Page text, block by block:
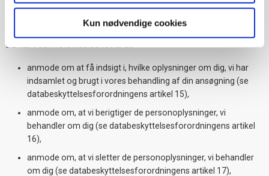
Kun nødvendige cookies
Du har efter databeskyttelseslovgivningen nogle rettigheder i
forbindelse med vores behandling af dine personoplysninger.
Du har i den forbindelse ret til at:
anmode om at få indsigt i, hvilke oplysninger om dig, vi har
indsamlet og brugt i vores behandling af din ansøgning (se
databeskyttelsesforordningens artikel 15),
anmode om, at vi berigtiger de personoplysninger, vi
behandler om dig (se databeskyttelsesforordningens artikel
16),
anmode om, at vi sletter de personoplysninger, vi behandler
om dig (se databeskyttelsesforordningens artikel 17),